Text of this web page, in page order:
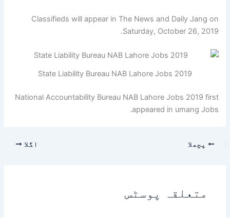
Classifieds will appear in The News and Daily Jang on
Saturday, October 26, 2019.
State Liability Bureau NAB Lahore Jobs 2019
National Accountability Bureau NAB Lahore Jobs 2019 first
appeared in umang Jobs.
پچھلا اگلا
متعلقہ پوسٹس